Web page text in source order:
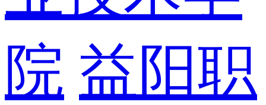
院 益阳职